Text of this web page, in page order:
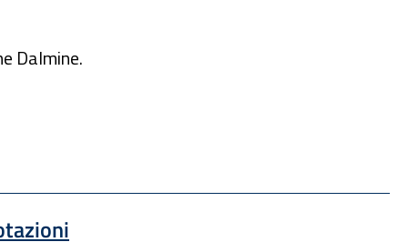
Dalmine.
Sito esterno : apre una nuova finestra